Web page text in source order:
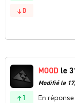
0
1
MOOD le
Modifié le
En